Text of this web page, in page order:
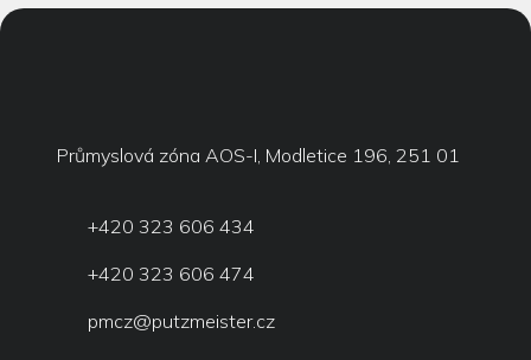
Průmyslová zóna AOS-I, Modletice 196, 251 01
+420 323 606 434
+420 323 606 474
pmcz@putzmeister.cz